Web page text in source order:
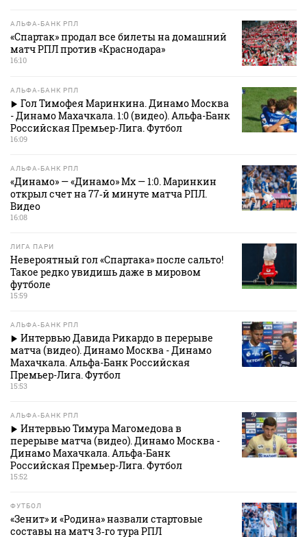
АЛЬФА-БАНК РПЛ
«Спартак» продал все билеты на домашний
матч РПЛ против «Краснодара»
16:10
АЛЬФА-БАНК РПЛ
Гол Тимофея Маринкина. Динамо Москва
- Динамо Махачкала. 1:0 (видео). Альфа-Банк
Российская Премьер-Лига. Футбол
16:09
АЛЬФА-БАНК РПЛ
«Динамо» — «Динамо» Мх — 1:0. Маринкин
открыл счет на 77‑й минуте матча РПЛ.
Видео
16:08
ЛИГА ПАРИ
Невероятный гол «Спартака» после сальто!
Такое редко увидишь даже в мировом
футболе
15:59
АЛЬФА-БАНК РПЛ
Интервью Давида Рикардо в перерыве
матча (видео). Динамо Москва - Динамо
Махачкала. Альфа-Банк Российская
Премьер-Лига. Футбол
15:53
АЛЬФА-БАНК РПЛ
Интервью Тимура Магомедова в
перерыве матча (видео). Динамо Москва -
Динамо Махачкала. Альфа-Банк
Российская Премьер-Лига. Футбол
15:52
ФУТБОЛ
«Зенит» и «Родина» назвали стартовые
составы на матч 3‑го тура РПЛ